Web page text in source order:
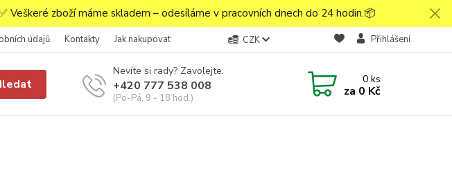
zboží máme skladem – odesíláme v pracovních dnech do 24 hodin.📦
údajů Kontakty Jak nakupovat CZK Přihlášení
Nevíte si rady? Zavolejte.
+420 777 538 008
(Po-Pá, 9 - 18 hod.)
0ks
za 0 Kč